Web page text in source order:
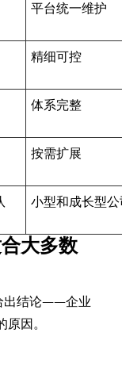
平台统一维护
精细可控
体系完整
按需扩展
小型和成长型
大多数
出结论——企业
因。